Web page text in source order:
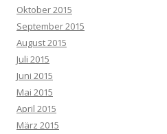
Oktober 2015
September 2015
August 2015
Juli 2015
Juni 2015
Mai 2015
April 2015
März 2015